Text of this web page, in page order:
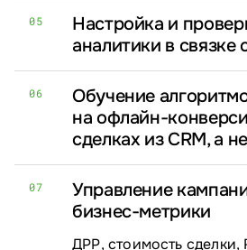
05
Настройка и
аналитики в связке
06
Обучение
на офлайн-
сделках из CRM, а
07
Управление
бизнес-метрики
ДРР, стоимость сделки,